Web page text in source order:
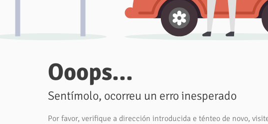
Ooops...
Sentímolo, ocorreu un erro inesperado
Por favor, verifique a dirección introducida e ténteo de novo,